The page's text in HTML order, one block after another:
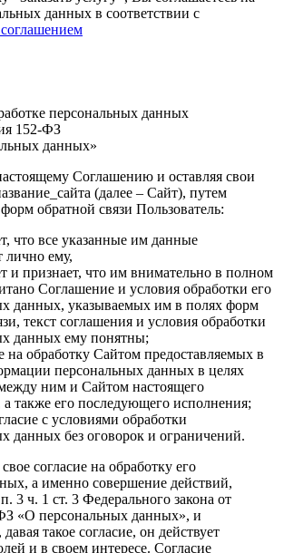
данных в соответствии с
персональных данных
152-ФЗ
данных»
Соглашению и оставляя свои
(далее – Сайт), путем
обратной связи Пользователь:
что все указанные им данные
лично ему,
и признает, что им внимательно в полном
Соглашение и условия обработки его
данных, указываемых им в полях форм
текст соглашения и условия обработки
данных ему понятны;
на обработку Сайтом предоставляемых в
персональных данных в целях
ним и Сайтом настоящего
также его последующего исполнения;
с условиями обработки
данных без оговорок и ограничений.
согласие на обработку его
а именно совершение действий,
3 ч. 1 ст. 3 Федерального закона от
«О персональных данных», и
такое согласие, он действует
и в своем интересе. Согласие